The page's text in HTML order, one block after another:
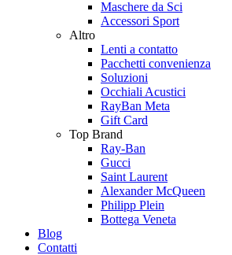
Maschere da Sci
Accessori Sport
Altro
Lenti a contatto
Pacchetti convenienza
Soluzioni
Occhiali Acustici
RayBan Meta
Gift Card
Top Brand
Ray-Ban
Gucci
Saint Laurent
Alexander McQueen
Philipp Plein
Bottega Veneta
Blog
Contatti